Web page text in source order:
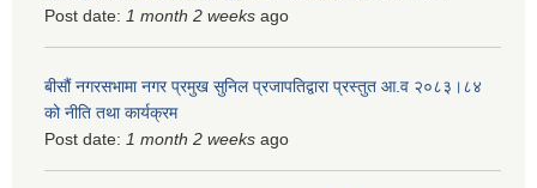
Post date: 1 month 2 weeks ago
बीसौं नगरसभामा नगर प्रमुख सुनिल प्रजापतिद्वारा प्रस्तुत आ.व‍ २०८३।८४
को नीति तथा कार्यक्रम
Post date: 1 month 2 weeks ago